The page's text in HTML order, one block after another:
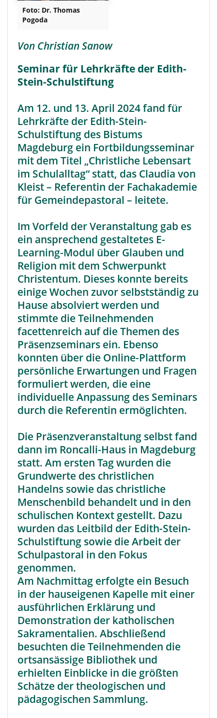
Foto: Dr. Thomas
Pogoda
Von Christian Sanow
Seminar für Lehrkräfte der Edith-
Stein-Schulstiftung
Am 12. und 13. April 2024 fand für
Lehrkräfte der Edith-Stein-
Schulstiftung des Bistums
Magdeburg ein Fortbildungsseminar
mit dem Titel „Christliche Lebensart
im Schulalltag“ statt, das Claudia von
Kleist – Referentin der Fachakademie
für Gemeindepastoral – leitete.
Im Vorfeld der Veranstaltung gab es
ein ansprechend gestaltetes E-
Learning-Modul über Glauben und
Religion mit dem Schwerpunkt
Christentum. Dieses konnte bereits
einige Wochen zuvor selbstständig zu
Hause absolviert werden und
stimmte die Teilnehmenden
facettenreich auf die Themen des
Präsenzseminars ein. Ebenso
konnten über die Online-Plattform
persönliche Erwartungen und Fragen
formuliert werden, die eine
individuelle Anpassung des Seminars
durch die Referentin ermöglichten.
Die Präsenzveranstaltung selbst fand
dann im Roncalli-Haus in Magdeburg
statt. Am ersten Tag wurden die
Grundwerte des christlichen
Handelns sowie das christliche
Menschenbild behandelt und in den
schulischen Kontext gestellt. Dazu
wurden das Leitbild der Edith-Stein-
Schulstiftung sowie die Arbeit der
Schulpastoral in den Fokus
genommen.
Am Nachmittag erfolgte ein Besuch
in der hauseigenen Kapelle mit einer
ausführlichen Erklärung und
Demonstration der katholischen
Sakramentalien. Abschließend
besuchten die Teilnehmenden die
ortsansässige Bibliothek und
erhielten Einblicke in die größten
Schätze der theologischen und
pädagogischen Sammlung.